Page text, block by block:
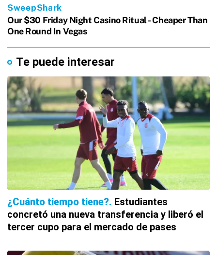
Te puede interesar
¿Cuánto tiempo tiene? Estudiantes
concretó una nueva transferencia y liberó el
tercer cupo para el mercado de pases